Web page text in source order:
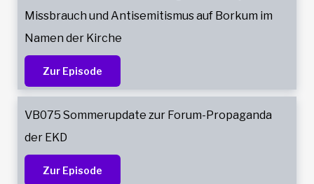
Missbrauch und Antisemitismus auf Borkum im
Namen der Kirche
Zur Episode
VB075 Sommerupdate zur Forum-Propaganda
der EKD
Zur Episode